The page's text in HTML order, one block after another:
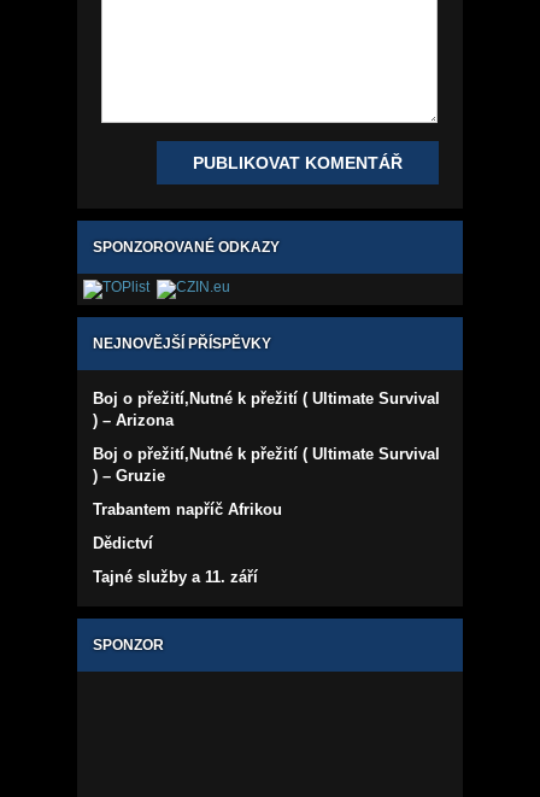
SPONZOROVANÉ ODKAZY
NEJNOVĚJŠÍ PŘÍSPĚVKY
Boj o přežití,Nutné k přežití ( Ultimate Survival
) – Arizona
Boj o přežití,Nutné k přežití ( Ultimate Survival
) – Gruzie
Trabantem napříč Afrikou
Dědictví
Tajné služby a 11. září
SPONZOR